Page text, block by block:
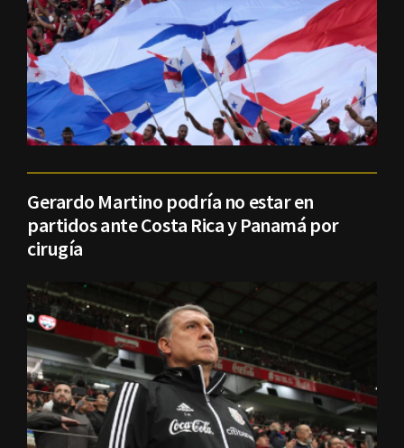
Gerardo Martino podría no estar en
partidos ante Costa Rica y Panamá por
cirugía